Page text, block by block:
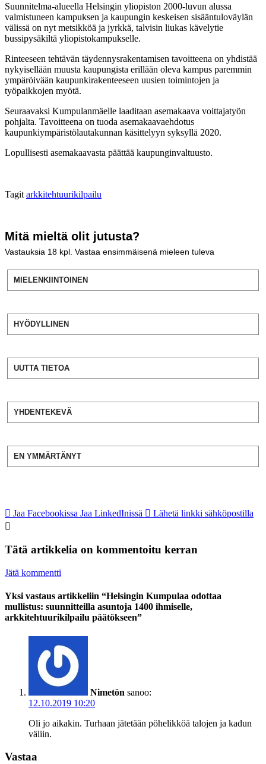
Suunnitelma-alueella Helsingin yliopiston 2000-luvun alussa
valmistuneen kampuksen ja kaupungin keskeisen sisääntuloväylän
välissä on nyt metsikköä ja jyrkkä, talvisin liukas kävelytie
bussipysäkiltä yliopistokampukselle.
Rinteeseen tehtävän täydennysrakentamisen tavoitteena on yhdistää
nykyisellään muusta kaupungista erillään oleva kampus paremmin
ympäröivään kaupunkirakenteeseen uusien toimintojen ja
työpaikkojen myötä.
Seuraavaksi Kumpulanmäelle laaditaan asemakaava voittajatyön
pohjalta. Tavoitteena on tuoda asemakaavaehdotus
kaupunkiympäristölautakunnan käsittelyyn syksyllä 2020.
Lopullisesti asemakaavasta päättää kaupunginvaltuusto.
Tagit arkkitehtuurikilpailu
Mitä mieltä olit jutusta?
Vastauksia 18 kpl. Vastaa ensimmäisenä mieleen tuleva
MIELENKIINTOINEN
HYÖDYLLINEN
UUTTA TIETOA
YHDENTEKEVÄ
EN YMMÄRTÄNYT
Jaa Facebookissa Jaa LinkedInissä Lähetä linkki sähköpostilla
Tätä artikkelia on kommentoitu kerran
Jätä kommentti
Yksi vastaus artikkeliin “Helsingin Kumpulaa odottaa
mullistus: suunnitteilla asuntoja 1400 ihmiselle,
arkkitehtuurikilpailu päätökseen”
Nimetön sanoo:
12.10.2019 10:20
Oli jo aikakin. Turhaan jätetään pöhelikköä talojen ja kadun
väliin.
Vastaa